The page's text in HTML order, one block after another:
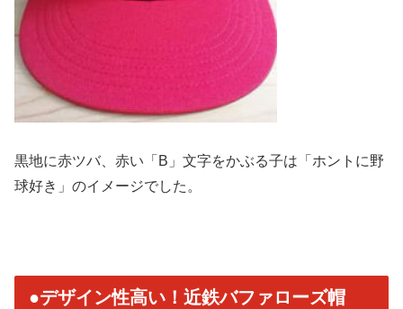
黒地に赤ツバ、赤い「B」文字をかぶる子は「ホントに野
球好き」 のイメージでした。
●デザイン性高い！近鉄バファローズ帽